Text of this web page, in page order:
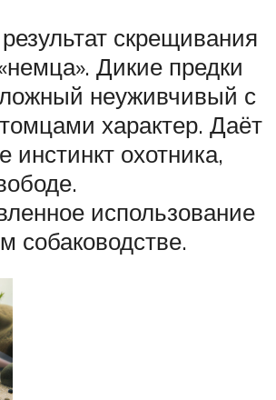
скрещивания
Дикие предки
неуживчивый с
характер. Даёт
инстинкт охотника,
использование
собаководстве.